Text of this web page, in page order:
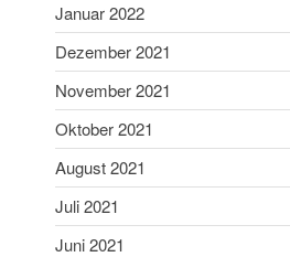
Januar 2022
Dezember 2021
November 2021
Oktober 2021
August 2021
Juli 2021
Juni 2021